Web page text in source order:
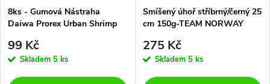
8ks - Gumová Nástraha
Daiwa Prorex Urban Shrimp
PŮVODNĚ 145.- NYNÍ 99.-
99 Kč
Skladem 5 ks
Smíšený úhoř stříbrný/černý 25
cm 150g-TEAM NORWAY
275 Kč
Skladem 5 ks